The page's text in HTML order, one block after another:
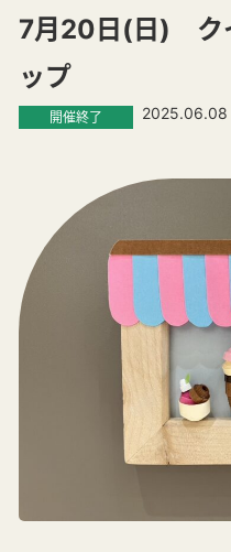
7月20日(日) ク
ップ
開催終了 2025.06.08